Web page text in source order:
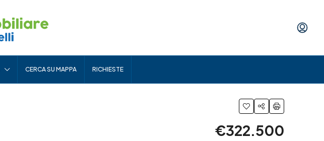
CERCA SU MAPPA RICHIESTE
€322.500